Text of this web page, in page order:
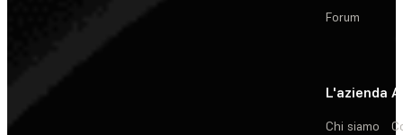
Forum
L'azienda
Chi siamo